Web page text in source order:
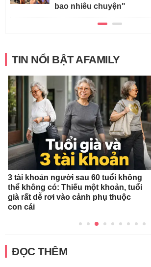
bao nhiêu chuyện"
TIN NỔI BẬT AFAMILY
3 tài khoản người sau 60 tuổi không
thể không có: Thiếu một khoản, tuổi
già rất dễ rơi vào cảnh phụ thuộc
con cái
ĐỌC THÊM